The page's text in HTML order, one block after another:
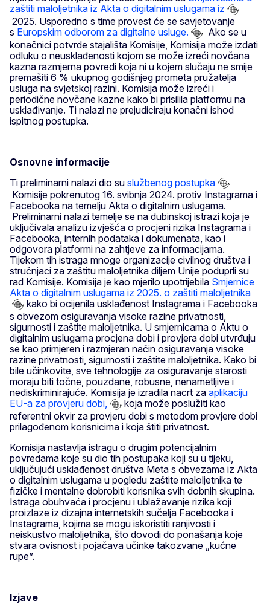
zaštiti maloljetnika iz Akta o digitalnim uslugama iz
2025. Usporedno s time provest će se savjetovanje
s Europskim odborom za digitalne usluge.
Ako se u
konačnici potvrde stajališta Komisije, Komisija može izdati
odluku o neusklađenosti kojom se može izreći novčana
kazna razmjerna povredi koja ni u kojem slučaju ne smije
premašiti 6 % ukupnog godišnjeg prometa pružatelja
usluga na svjetskoj razini. Komisija može izreći i
periodične novčane kazne kako bi prisilila platformu na
usklađivanje. Ti nalazi ne prejudiciraju konačni ishod
ispitnog postupka.
Osnovne informacije
Ti preliminarni nalazi dio su službenog postupka
Komisije pokrenutog 16. svibnja 2024. protiv Instagrama i
Facebooka na temelju Akta o digitalnim uslugama.
Preliminarni nalazi temelje se na dubinskoj istrazi koja je
uključivala analizu izvješća o procjeni rizika Instagrama i
Facebooka, internih podataka i dokumenata, kao i
odgovora platformi na zahtjeve za informacijama.
Tijekom tih istraga mnoge organizacije civilnog društva i
stručnjaci za zaštitu maloljetnika diljem Unije poduprli su
rad Komisije. Komisija je kao mjerilo upotrijebila Smjernice
Akta o digitalnim uslugama iz 2025. o zaštiti maloljetnika
kako bi ocijenila usklađenost Instagrama i Facebooka
s obvezom osiguravanja visoke razine privatnosti,
sigurnosti i zaštite maloljetnika. U smjernicama o Aktu o
digitalnim uslugama procjena dobi i provjera dobi utvrđuju
se kao primjeren i razmjeran način osiguravanja visoke
razine privatnosti, sigurnosti i zaštite maloljetnika. Kako bi
bile učinkovite, sve tehnologije za osiguravanje starosti
moraju biti točne, pouzdane, robusne, nenametljive i
nediskriminirajuće. Komisija je izradila nacrt za aplikaciju
EU-a za provjeru dobi,
koja može poslužiti kao
referentni okvir za provjeru dobi s metodom provjere dobi
prilagođenom korisnicima i koja štiti privatnost.
Komisija nastavlja istragu o drugim potencijalnim
povredama koje su dio tih postupaka koji su u tijeku,
uključujući usklađenost društva Meta s obvezama iz Akta
o digitalnim uslugama u pogledu zaštite maloljetnika te
fizičke i mentalne dobrobiti korisnika svih dobnih skupina.
Istraga obuhvaća i procjenu i ublažavanje rizika koji
proizlaze iz dizajna internetskih sučelja Facebooka i
Instagrama, kojima se mogu iskoristiti ranjivosti i
neiskustvo maloljetnika, što dovodi do ponašanja koje
stvara ovisnost i pojačava učinke takozvane „kućne
rupe”.
Izjave